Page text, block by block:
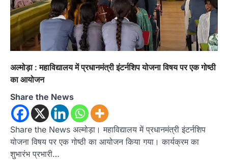
अल्मोड़ा : महाविद्यालय में प्रधानमंत्री इंटर्नशिप योजना विषय पर एक गोष्ठी
का आयोजन
Share the News
Share the News अल्मोड़ा। महाविद्यालय में प्रधानमंत्री इंटर्नशिप
योजना विषय पर एक गोष्ठी का आयोजन किया गया। कार्यक्रम का
शुभारंभ प्रभारी…